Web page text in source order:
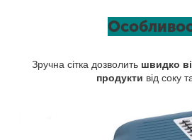
Зручна сітка дозволить швидко
продукти від соку